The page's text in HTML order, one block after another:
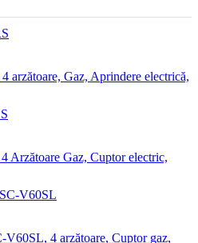
arzătoare, Gaz, Aprindere electrică,
Arzătoare Gaz, Cuptor electric,
4 arzătoare, Cuptor gaz,